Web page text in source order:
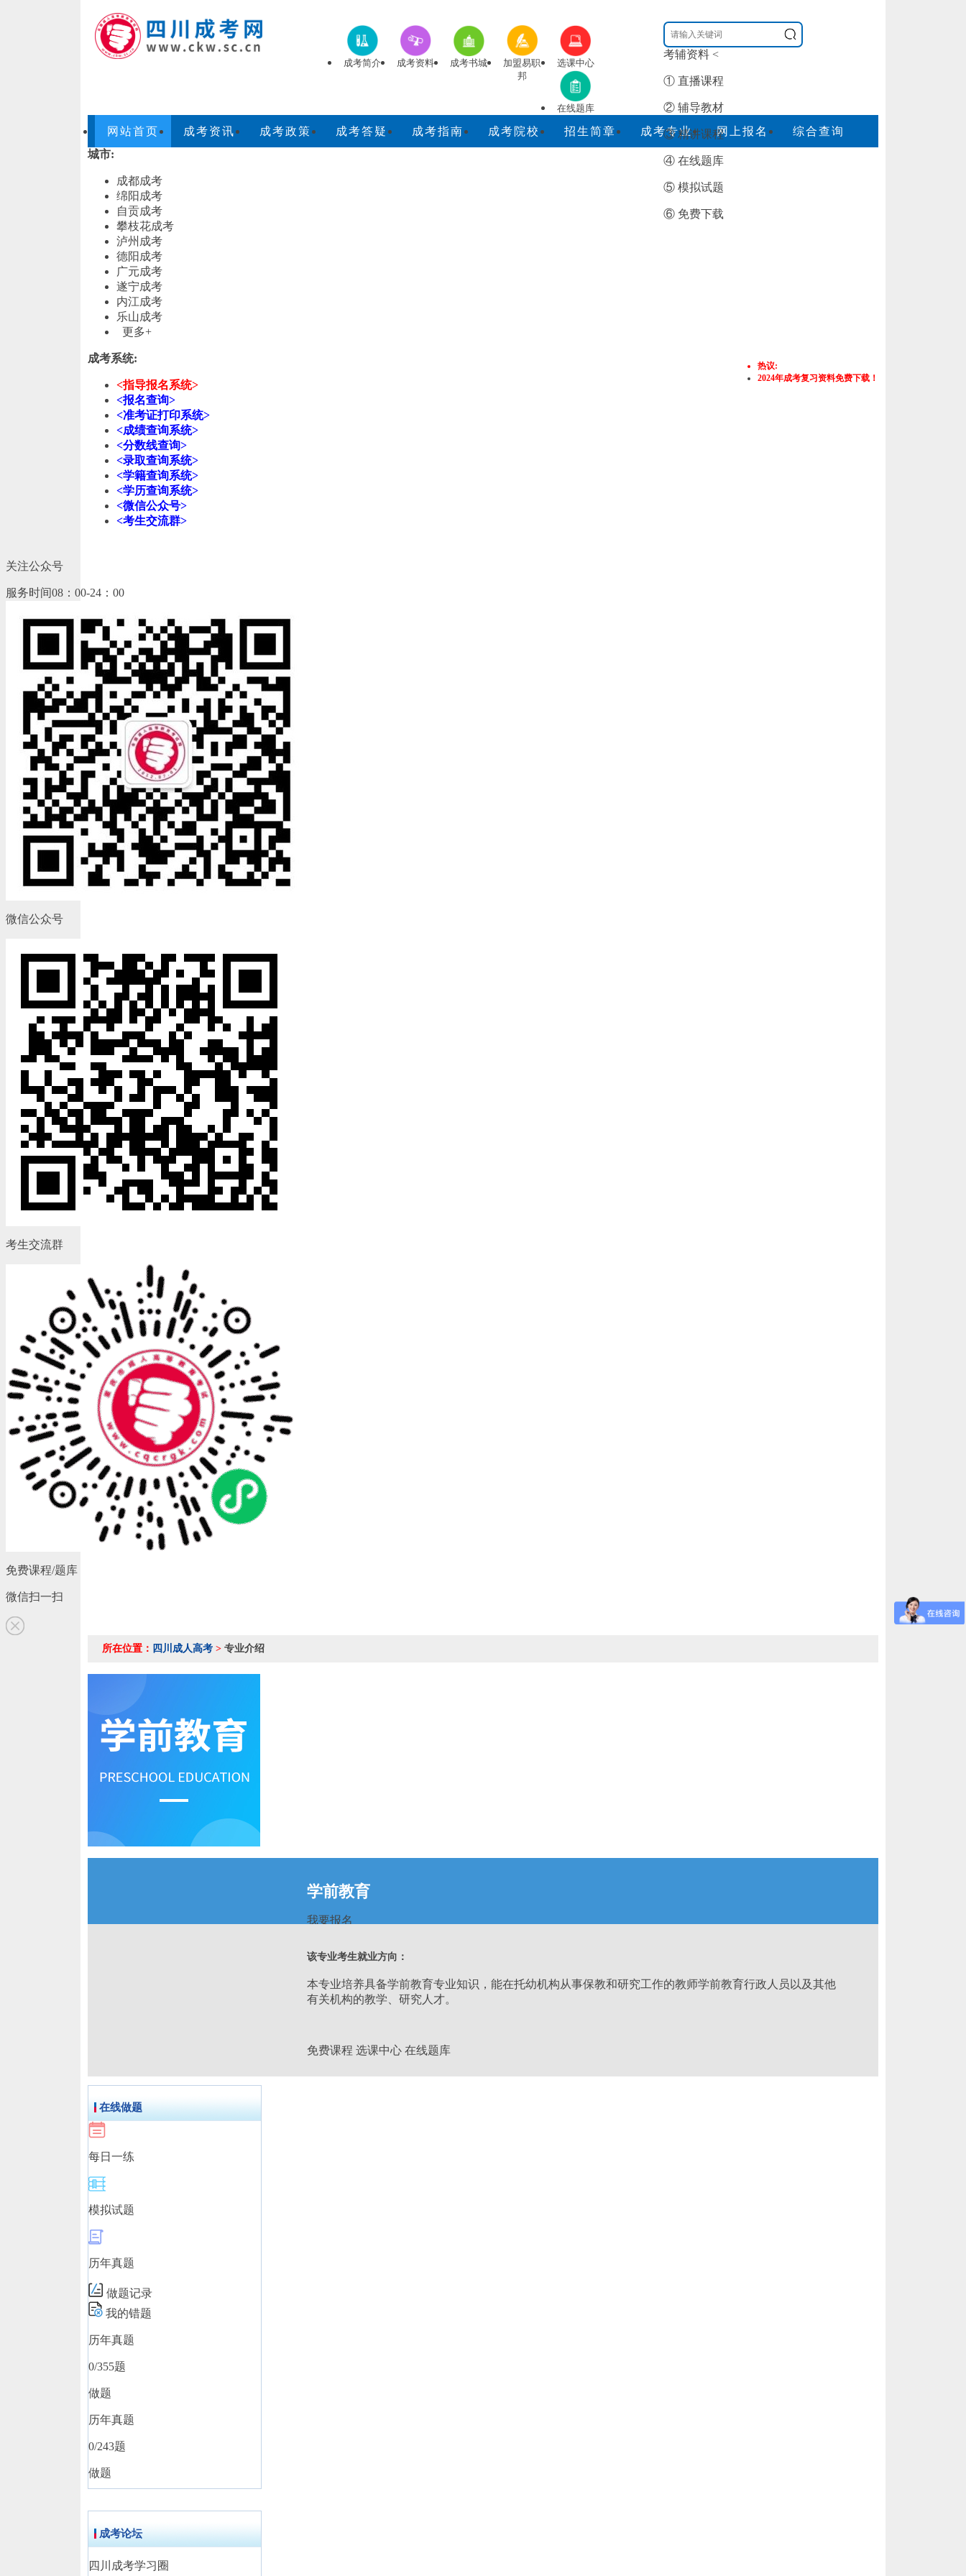
成考简介 成考资料 成考书城
加盟易职
邦
选课中心
在线题库
考辅资料 <
① 直播课程
② 辅导教材
③ 精讲课程
④ 在线题库
⑤ 模拟试题
⑥ 免费下载
网站首页 成考资讯 成考政策 成考答疑 成考指南 成考院校 招生简章 成考专业 网上报名
综合查询
城市:
成都成考
绵阳成考
自贡成考
攀枝花成考
泸州成考
德阳成考
广元成考
遂宁成考
内江成考
乐山成考
更多+
热议:
2024年成考复习资料免费下载！
成考系统:
<指导报名系统>
<报名查询>
<准考证打印系统>
<成绩查询系统>
<分数线查询>
<录取查询系统>
<学籍查询系统>
<学历查询系统>
<微信公众号>
<考生交流群>
关注公众号
服务时间08：00-24：00
微信公众号
考生交流群
免费课程/题库
微信扫一扫
所在位置： 四川成人高考 > 专业介绍
学前教育
我要报名
学制：2.5年
该专业考生就业方向：
本专业培养具备学前教育专业知识，能在托幼机构从事保教和研究工作的教师学前教育行政人员以及其他
有关机构的教学、研究人才。
免费课程 选课中心 在线题库
在线做题
每日一练
模拟试题
历年真题
做题记录
我的错题
历年真题
0/355题
做题
历年真题
0/243题
做题
成考论坛
四川成考学习圈